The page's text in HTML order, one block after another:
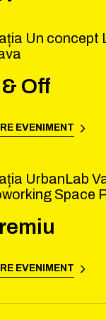
Un concept
Off
EVENIMENT
UrbanLab
Space
EVENIMENT